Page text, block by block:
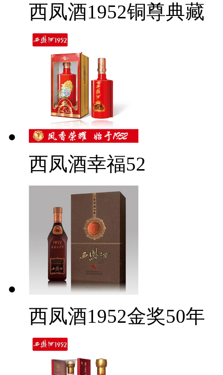
西凤酒1952铜尊典藏
西凤酒幸福52
西凤酒1952金奖50年